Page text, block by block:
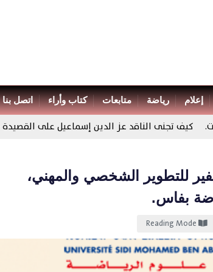
إعلام رياضة متابعات كتاب وأراء اتصل بنا
تجنى الناقد عز الدين إسماعيل على القصيدة
للتطوير الشخصي والمهني،
بفاس.